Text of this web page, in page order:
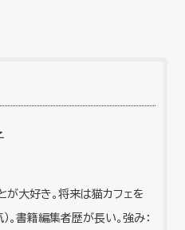
が大好き。将来は猫カフェを
。書籍編集者歴が長い。強み：